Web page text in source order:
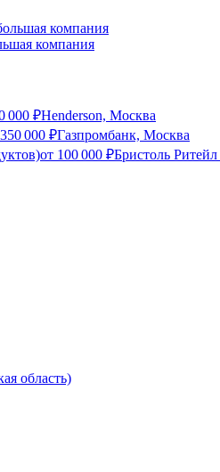
компания
000 ₽Henderson, Москва
350 000 ₽Газпромбанк, Москва
от 100 000 ₽Бристоль
область)